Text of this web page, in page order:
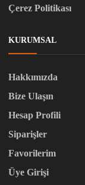
Çerez Politikası
KURUMSAL
Hakkımızda
Bize Ulaşın
Hesap Profili
Siparişler
Favorilerim
Üye Girişi